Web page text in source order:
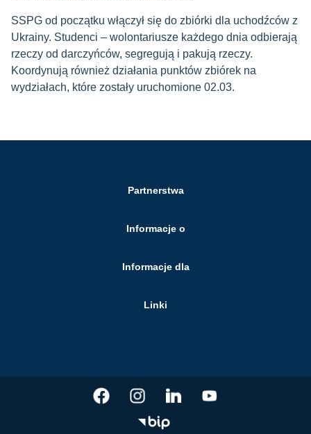
SSPG od początku włączył się do zbiórki dla uchodźców z
Ukrainy. Studenci – wolontariusze każdego dnia odbierają
rzeczy od darczyńców, segregują i pakują rzeczy.
Koordynują również działania punktów zbiórek na
wydziałach, które zostały uruchomione 02.03.
Partnerstwa
Informacje o
Informacje dla
Linki